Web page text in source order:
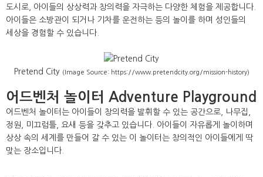
도시로, 아이들의 상상력과 창의력을 자극하는 다양한 체험을 제공합니다.
아이들은 소방관이 되거나 기차를 운전하는 등의 놀이를 하며 성인들의
세상을 경험할 수 있습니다.
Pretend City (Image Source: https://www.pretendcity.org/mission-history)
어드벤처 놀이터 Adventure Playground
어드벤처 놀이터는 아이들이 창의력을 발휘할 수 있는 공간으로, 나무집,
정원, 미끄럼틀, 요새 등을 갖추고 있습니다. 아이들이 자유롭게 놀이하며
상상 속의 세계를 만들어 갈 수 있는 이 놀이터는 창의적인 아이들에게 딱
맞는 장소입니다.